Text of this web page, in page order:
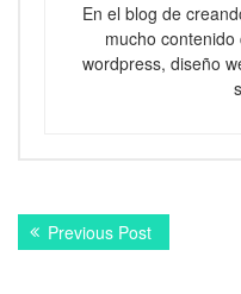
En el blog de
mucho
wordpress, diseño
Navegación
dePrevious PostPrevious
post: